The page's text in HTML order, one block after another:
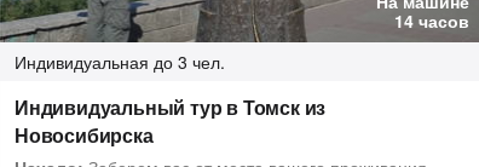
14 часов
Индивидуальная до 3 чел.
Индивидуальный тур в Томск из
Новосибирска